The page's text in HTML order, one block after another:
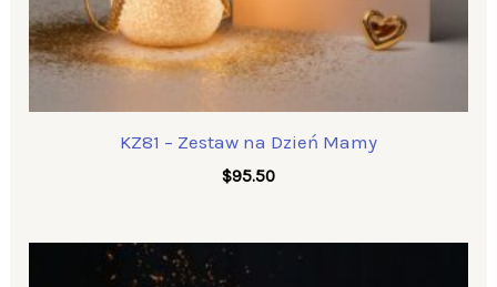
KZ81 – Zestaw na Dzień Mamy
$95.50